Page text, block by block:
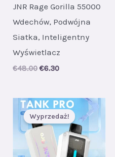
JNR Rage Gorilla 55000
Wdechów, Podwójna
Siatka, Inteligentny
Wyświetlacz
€48.00 Original
€48.00.
€6.30Current
€6.30.
Wyprzedaż!